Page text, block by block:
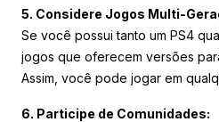
5. Considere Jogos Multi-
Se você possui tanto um PS4
jogos que oferecem versões
Assim, você pode jogar em
6. Participe de Comunidades: